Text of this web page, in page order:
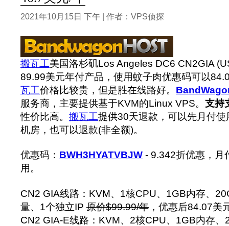
2021年10月15日 下午 | 作者：VPS侦探
搬瓦工美国洛杉矶Los Angeles DC6 CN2GIA
89.99美元年付产品，使用蚊子肉优惠码可以
瓦工价格比较贵，但是胜在线路好。
服务商，主要提供基于KVM的Linux VPS。 支持
性价比高。 搬瓦工提供30天退款，可以先月付
机房，也可以退款(非全额)。
优惠码： BWH3HYATVBJW - 9.342折优惠，月
用。
CN2 GIA线路：KVM、1核CPU、1GB内存、
量、1个独立IP 原价$99.99/年 ，优惠后84.07美
CN2 GIA-E线路：KVM、2核CPU、1GB内存